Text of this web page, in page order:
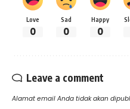
Love
0
Sad
0
Happy
0
Leave a comment
Alamat email Anda tidak akan